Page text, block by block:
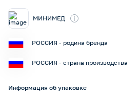
МИНИМЕД i
РОССИЯ - родина бренда
РОССИЯ - страна производства
Информация об упаковке